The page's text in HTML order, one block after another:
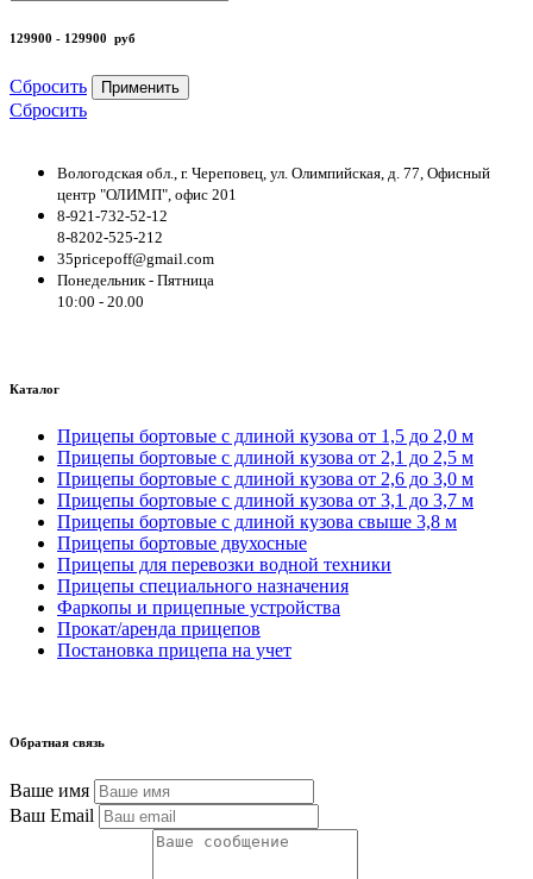
129900 - 129900 руб
Сбросить Применить
Сбросить
Вологодская обл., г. Череповец, ул. Олимпийская, д. 77, Офисный
центр "ОЛИМП", офис 201
8-921-732-52-12
8-8202-525-212
35pricepoff@gmail.com
Понедельник - Пятница
10:00 - 20.00
Каталог
Прицепы бортовые с длиной кузова от 1,5 до 2,0 м
Прицепы бортовые с длиной кузова от 2,1 до 2,5 м
Прицепы бортовые с длиной кузова от 2,6 до 3,0 м
Прицепы бортовые с длиной кузова от 3,1 до 3,7 м
Прицепы бортовые с длиной кузова свыше 3,8 м
Прицепы бортовые двухосные
Прицепы для перевозки водной техники
Прицепы специального назначения
Фаркопы и прицепные устройства
Прокат/аренда прицепов
Постановка прицепа на учет
Обратная связь
Ваше имя
Ваш Email